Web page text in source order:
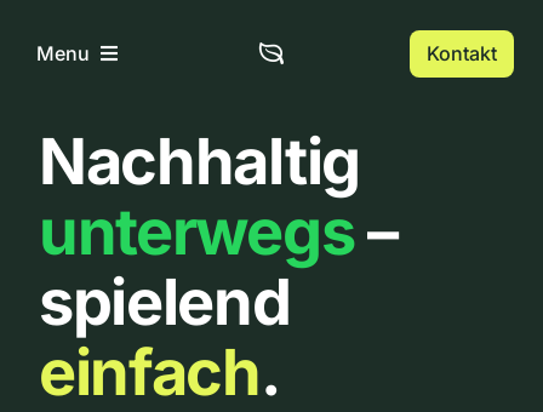
InhaltMenu
Home
Über uns
Urbanlist
Kontakt
Nachhaltig
unterwegs–
spielend
einfach.